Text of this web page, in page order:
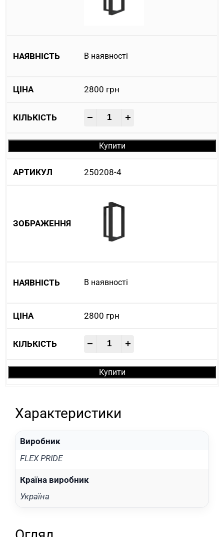
В наявності
2800 грн
Купити
250208-4
В наявності
2800 грн
Купити
Характеристики
Виробник
FLEX PRIDE
Країна виробник
Україна